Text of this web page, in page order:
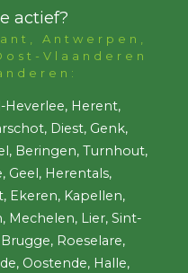
actief?
Antwerpen,
Vlaanderen
Heverlee, Herent,
Diest, Genk,
Beringen, Turnhout,
Geel, Herentals,
Ekeren, Kapellen,
Mechelen, Lier, Sint-
Roeselare,
Oostende, Halle,